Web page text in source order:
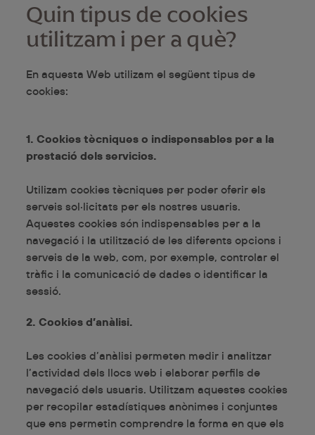
Quin tipus de cookies
utilitzam i per a què?
En aquesta Web utilizam el següent tipus de
cookies:
1. Cookies tècniques o indispensables per a la
prestació dels servicios.
Utilizam cookies tècniques per poder oferir els
serveis sol·licitats per els nostres usuaris.
Aquestes cookies són indispensables per a la
navegació i la utilització de les diferents opcions i
serveis de la web, com, por exemple, controlar el
tràfic i la comunicació de dades o identificar la
sessió.
2. Cookies d’anàlisi.
Les cookies d’anàlisi permeten medir i analitzar
l’actividad dels llocs web i elaborar perfils de
navegació dels usuaris. Utilitzam aquestes cookies
per recopilar estadístiques anònimes i conjuntes
que ens permetin comprendre la forma en que els